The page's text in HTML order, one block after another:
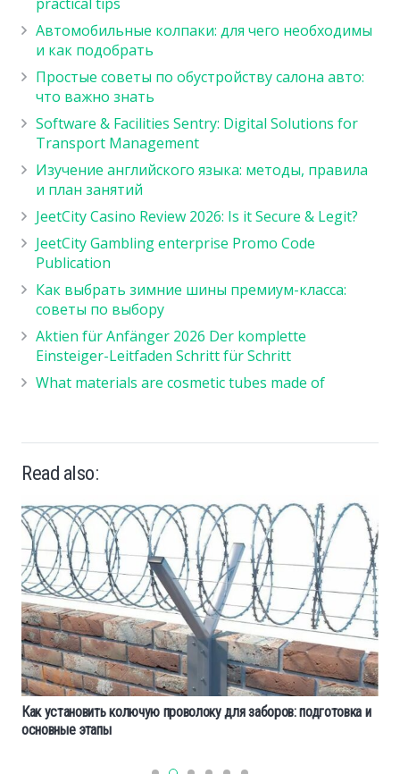
Автомобильные колпаки: для чего необходимы
и как подобрать
Простые советы по обустройству салона авто:
что важно знать
Software & Facilities Sentry: Digital Solutions for
Transport Management
Изучение английского языка: методы, правила
и план занятий
JeetCity Casino Review 2026: Is it Secure & Legit?
JeetCity Gambling enterprise Promo Code
Publication
Как выбрать зимние шины премиум-класса:
советы по выбору
Aktien für Anfänger 2026 Der komplette
Einsteiger-Leitfaden Schritt für Schritt
What materials are cosmetic tubes made of
Read also:
Как установить колючую проволоку для заборов: подготовка и
основные этапы